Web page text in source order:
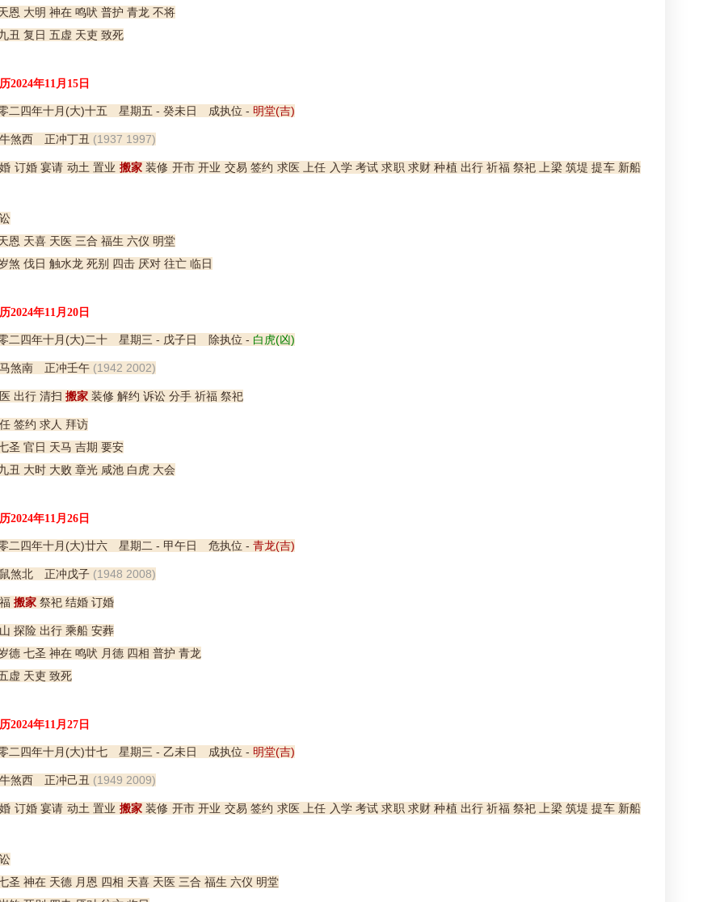
恩 大明 神在 鸣吠 普护 青龙 不将
丑 复日 五虚 天吏 致死
2024年11月15日
二四年十月(大)十五 星期五 - 癸未日 成执位 - 明堂(吉)
煞西 正冲丁丑 (1937 1997)
订婚 宴请 动土 置业 搬家装修 开市 开业 交易 签约 求医 上任 入学 考试 求职 求财 种植 出行 祈福 祭祀 上梁 筑堤 提车 新船
恩 天喜 天医 三合 福生 六仪 明堂
煞 伐日 触水龙 死别 四击 厌对 往亡 临日
2024年11月20日
二四年十月(大)二十 星期三 - 戊子日 除执位 - 白虎(凶)
煞南 正冲壬午 (1942 2002)
出行 清扫 搬家 装修 解约 诉讼 分手 祈福 祭祀
签约 求人 拜访
圣 官日 天马 吉期 要安
丑 大时 大败 章光 咸池 白虎 大会
2024年11月26日
二四年十月(大)廿六 星期二 - 甲午日 危执位 - 青龙(吉)
煞北 正冲戊子 (1948 2008)
搬家 祭祀 结婚 订婚
探险 出行 乘船 安葬
德 七圣 神在 鸣吠 月德 四相 普护 青龙
虚 天吏 致死
2024年11月27日
二四年十月(大)廿七 星期三 - 乙未日 成执位 - 明堂(吉)
煞西 正冲己丑 (1949 2009)
订婚 宴请 动土 置业 搬家装修 开市 开业 交易 签约 求医 上任 入学 考试 求职 求财 种植 出行 祈福 祭祀 上梁 筑堤 提车 新船
圣 神在 天德 月恩 四相 天喜 天医 三合 福生 六仪 明堂